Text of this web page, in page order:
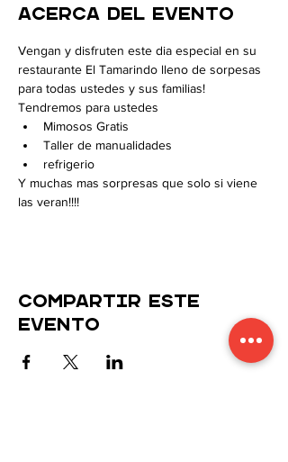
Acerca del evento
Vengan y disfruten este dia especial en su
restaurante El Tamarindo lleno de sorpesas
para todas ustedes y sus familias!
Tendremos para ustedes
Mimosos Gratis
Taller de manualidades
refrigerio
Y muchas mas sorpresas que solo si viene
las veran!!!!
Compartir este
evento